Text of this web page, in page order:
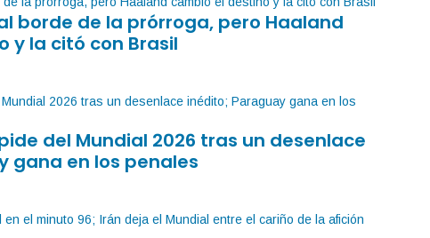
borde de la prórroga, pero Haaland
y la citó con Brasil
del Mundial 2026 tras un desenlace
gana en los penales